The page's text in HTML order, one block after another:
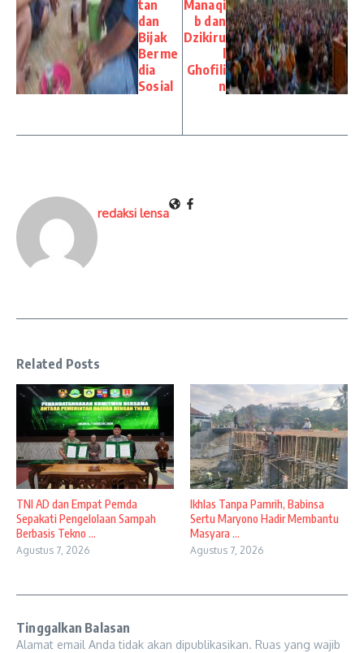
tan
dan
Bijak
Berme
dia
Sosial
Manaqi
b dan
Dzikiru
Ghofili
n
redaksi lensa
Related Posts
TNI AD dan Empat Pemda
Sepakati Pengelolaan Sampah
Berbasis Tekno ...
Agustus 7, 2026
Ikhlas Tanpa Pamrih, Babinsa
Sertu Maryono Hadir Membantu
Masyara ...
Agustus 7, 2026
Tinggalkan Balasan
Alamat email Anda tidak akan dipublikasikan. Ruas yang wajib